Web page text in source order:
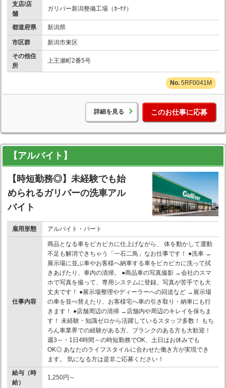
支店/店
舗
ガリバー新潟整備工場（ｶｰｹｱ）
都道府県 新潟県
市区群
新潟市東区
その他住
所
上王瀬町2番5号
5RF0041M
詳細を見る このお仕事に応募
【アルバイト】
【時短勤務◎】未経験でも始
められるガリバーの洗車アル
バイト
雇用形態 アルバイト・パート
仕事内容
商品となる車をピカピカに仕上げながら、 体を動かして運動
不足も解消できちゃう「一石二鳥」なお仕事です！ ●洗車 →
展示場に並ぶ車やお客様へ納車する車をピカピカに洗って拭
きあげたり、車内の清掃。 ●商品車の写真撮影 →会社のスマ
ホで写真を撮って、専用システムに登録。写真が苦手でも大
丈夫です！ ●展示場整理やディーラーへの回送など →展示場
の車を並べ替えたり、お客様宅へ車の引き取り・納車にも行
きます！ ●店舗周辺の清掃 →店舗内や周辺のキレイを保ちま
す！ 未経験・知識ゼロから活躍しているスタッフ多数！ もち
ろん車業界での経験がある方、ブランクのある方も大歓迎！
週3～・1日4時間～の時短勤務でOK、土日はお休みでも
OK◎ あなたのライフスタイルに合わせた働き方が実現でき
ます。 気になる方は是非ご応募ください！
給与（時
給）
1,250円～